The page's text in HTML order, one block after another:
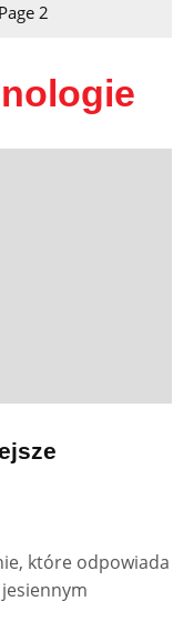
Page 2
które odpowiada